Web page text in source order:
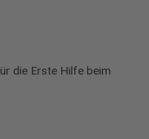
die Erste Hilfe beim